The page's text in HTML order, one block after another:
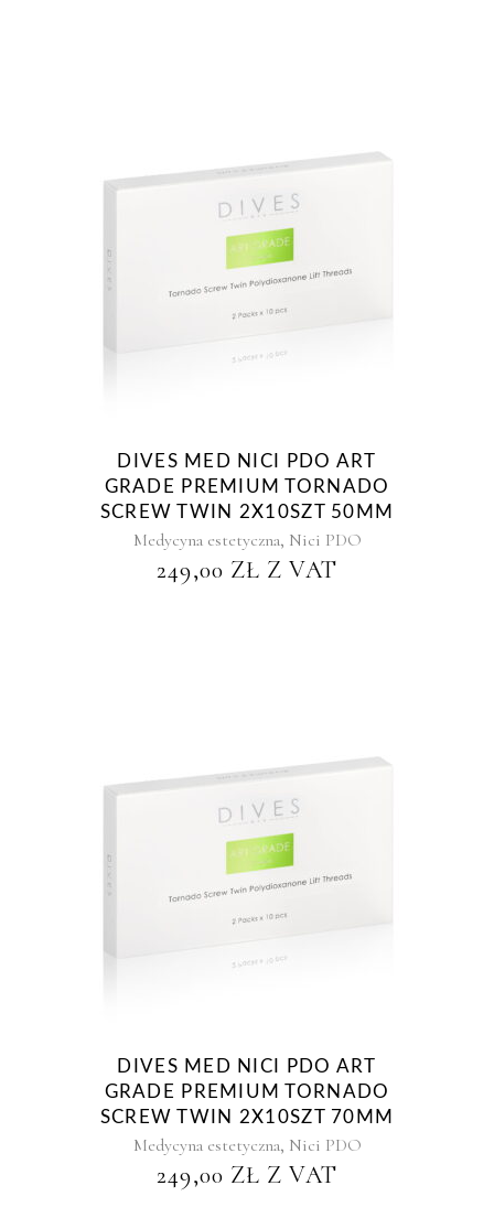
DIVES MED NICI PDO ART
GRADE PREMIUM TORNADO
SCREW TWIN 2X10SZT 50MM
Medycyna estetyczna, Nici PDO
249,00 ZŁ Z VAT
DIVES MED NICI PDO ART
GRADE PREMIUM TORNADO
SCREW TWIN 2X10SZT 70MM
Medycyna estetyczna, Nici PDO
249,00 ZŁ Z VAT